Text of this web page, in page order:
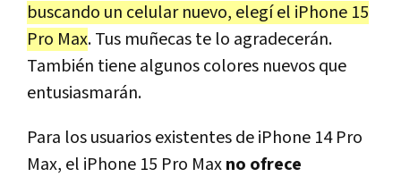
buscando un celular nuevo, elegí el iPhone 15
Pro Max. Tus muñecas te lo agradecerán.
También tiene algunos colores nuevos que
entusiasmarán.
Para los usuarios existentes de iPhone 14 Pro
Max, el iPhone 15 Pro Maxno ofrece